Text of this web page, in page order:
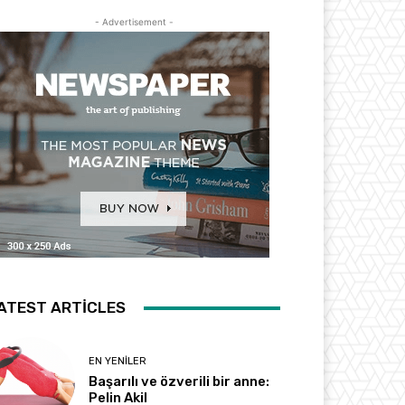
- Advertisement -
ARTICLES
EN YENILER
Başarılı ve özverili bir anne:
Pelin Akil